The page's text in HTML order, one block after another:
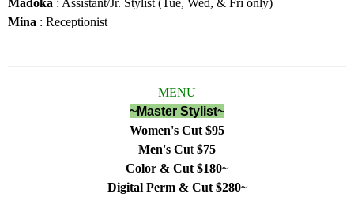
Mina : Receptionist
MENU
~Master Stylist~
Women's Cut $95
Men's Cut $75
Color & Cut $180~
Digital Perm & Cut $280~